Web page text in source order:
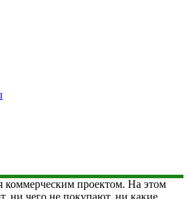
коммерческим проектом. На этом
ни чего не покупают, ни какие